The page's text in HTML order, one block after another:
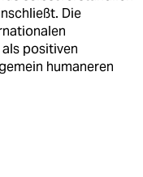
Die
positiven
humaneren